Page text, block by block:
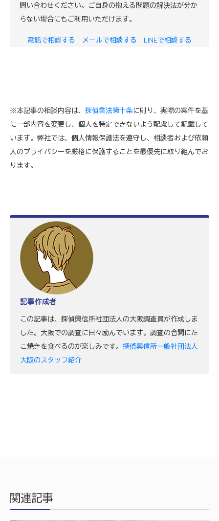
問い合わせください。ご自身の抱える問題の解決法が分か
らない場合にもご利用いただけます。
電話で相談する メールで相談する LINEで相談する
※本記事の相談内容は、 探偵業法第十条に則り、実際の案件を基
に一部内容を変更し、個人を特定できないよう配慮して記載して
います。弊社では、個人情報保護法を遵守し、相談者および依頼
人のプライバシーを厳格に保護することを最優先に取り組んでお
ります。
記事作成者
この記事は、探偵興信所社団法人の大阪調査員が作成しま
した。大阪での調査に日々励んでいます。調査の合間にた
こ焼きを食べるのが楽しみです。 探偵興信所一般社団法人
大阪のスタッフ紹介
関連記事